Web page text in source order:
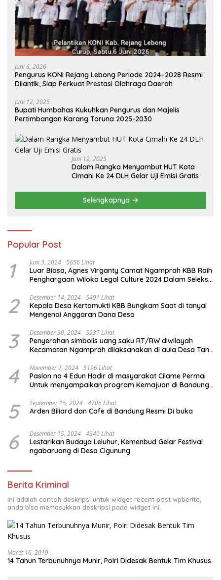
Juni 6, 2026
Pengurus KONI Rejang Lebong Periode 2024–2028 Resmi
Dilantik, Siap Perkuat Prestasi Olahraga Daerah
Juni 12, 2025
Bupati Humbahas Kukuhkan Pengurus dan Majelis
Pertimbangan Karang Taruna 2025-2030
Juni 12, 2025
Dalam Rangka Menyambut HUT Kota
Cimahi Ke 24 DLH Gelar Uji Emisi Gratis
Selengkapnya
Popular Post
1 Juni 3, 2024 5656 Lihat
Luar Biasa, Agnes Virganty Camat Ngamprah KBB Raih
Penghargaan Wiloka Legal Culture 2024 Dalam Seleksi
2 Desember 14, 2024 5491 Lihat
Kepala Desa Kertamukti KBB Bungkam Saat di tanyai
Mengenai Anggaran Dana Desa
3 Desember 30, 2024 5237 Lihat
Penyerahan simbolis uang saku RT/RW diwilayah
Kecamatan Ngamprah dilaksanakan di aula Desa Tani
4 November 7, 2024 5196 Lihat
Paslon no 4 Edun Hadir di masyarakat Cilame Permai
Untuk menyampaikan program Kemajuan di Bandung
5 September 15, 2024 4706 Lihat
Arden Biliard dan Cafe di Bandung Resmi Di buka
6 Desember 15, 2024 4340 Lihat
Lestarikan Budaya Leluhur, Kemenbud Gelar Festival
ngabaruang di Desa Cigunung
Berita Kriminal
Ini adalah contoh deskripsi untuk widget recent post wpberita,
anda bisa memasukkan deskripsi pada widget ini.
Maret 16, 2019
14 Tahun Terbunuhnya Munir, Polri Didesak Bentuk Tim Khusus